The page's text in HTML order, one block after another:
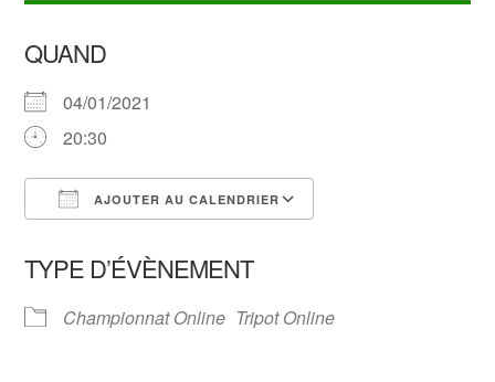
QUAND
04/01/2021
20:30
AJOUTER AU CALENDRIER
TYPE D’ÉVÈNEMENT
Championnat Online Tripot Online